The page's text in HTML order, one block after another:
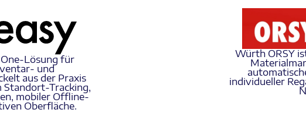
Lösung für
und
aus der Praxis
Standort-Tracking,
mobiler Offline-
Oberfläche.
Würth ORSY
individueller